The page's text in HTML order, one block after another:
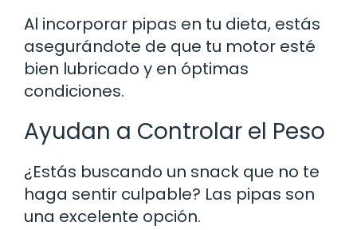
Al incorporar pipas en tu dieta, estás
asegurándote de que tu motor esté
bien lubricado y en óptimas
condiciones.
Ayudan a Controlar el Peso
¿Estás buscando un snack que no te
haga sentir culpable? Las pipas son
una excelente opción.